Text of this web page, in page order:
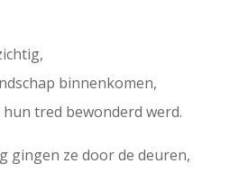
binnenkomen,
tred bewonderd werd.
gingen ze door de deuren,